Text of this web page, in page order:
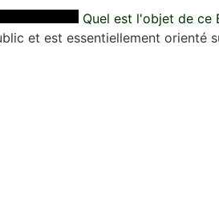
Quel est l'objet de ce
et est essentiellement orienté